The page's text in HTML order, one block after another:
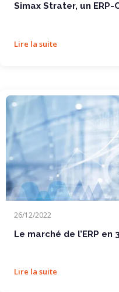
Simax Strater, un ERP-
Lire la suite
26/12/2022
Le marché de l’ERP en
Lire la suite